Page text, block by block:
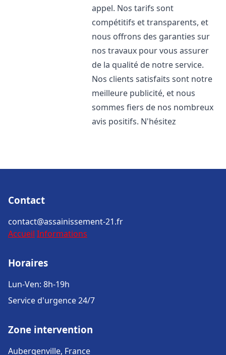
appel. Nos tarifs sont
compétitifs et transparents, et
nous offrons des garanties sur
nos travaux pour vous assurer
de la qualité de notre service.
Nos clients satisfaits sont notre
meilleure publicité, et nous
sommes fiers de nos nombreux
avis positifs. N'hésitez
Contact
contact@assainissement-21.fr
Accueil Informations
Horaires
Lun-Ven: 8h-19h
Service d'urgence 24/7
Zone intervention
Aubergenville, France